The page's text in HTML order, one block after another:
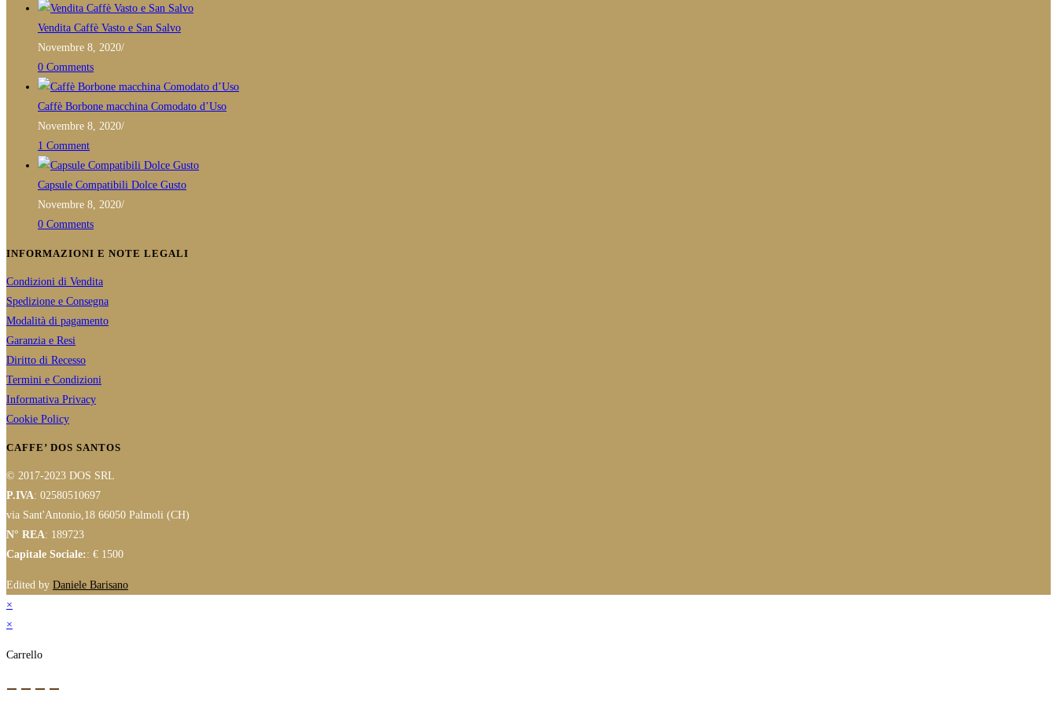
essere
scelte
nella
del
prodotto
application
Vendita Caffè Vasto e San Salvo
Novembre 8, 2020/
0 Comments
Caffè Borbone macchina Comodato d’Uso
Novembre 8, 2020/
1 Comment
Capsule Compatibili Dolce Gusto
Novembre 8, 2020/
0 Comments
INFORMAZIONI E NOTE LEGALI
Condizioni di Vendita
Spedizione e Consegna
Modalità di pagamento
Garanzia e Resi
Diritto di Recesso
Termini e Condizioni
Informativa Privacy
Cookie Policy
CAFFE’ DOS SANTOS
© 2017-2023 DOS SRL
P.IVA: 02580510697
via Sant'Antonio,18 66050 Palmoli (CH)
N° REA: 189723
Capitale Sociale:: € 1500
Edited by Daniele Barisano
×
×
Carrello